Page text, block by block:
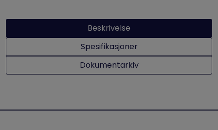
Beskrivelse
Spesifikasjoner
Dokumentarkiv